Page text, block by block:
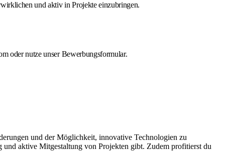
und aktiv in Projekte einzubringen.
oder nutze unser Bewerbungsformular.
und der Möglichkeit, innovative Technologien zu
aktive Mitgestaltung von Projekten gibt. Zudem profitierst du